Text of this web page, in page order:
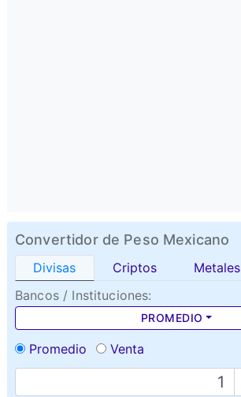
Convertidor de Peso Mexicano
Divisas Criptos
Metales
Bancos / Instituciones:
PROMEDIO
Promedio Venta